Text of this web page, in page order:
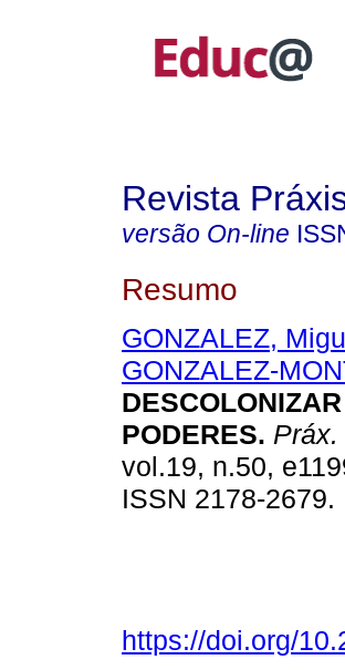
Revista
versão On-line
Resumo
GONZALEZ,
GONZALEZ-
PODERES. Práx.
vol.19, n.50,
ISSN 2178-2679.
https://doi.org/